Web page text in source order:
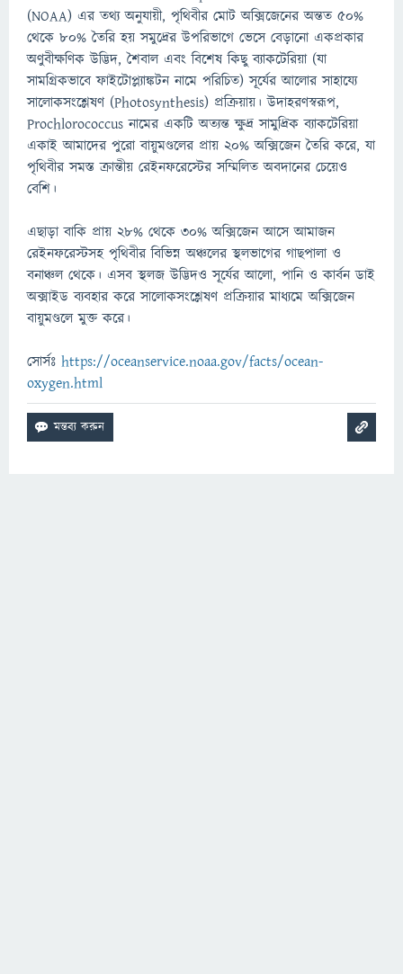
(NOAA) এর তথ্য অনুযায়ী, পৃথিবীর মোট অক্সিজেনের অন্তত ৫০%
থেকে ৮০% তৈরি হয় সমুদ্রের উপরিভাগে ভেসে বেড়ানো একপ্রকার
অণুবীক্ষণিক উদ্ভিদ, শৈবাল এবং বিশেষ কিছু ব্যাকটেরিয়া (যা
সামগ্রিকভাবে ফাইটোপ্ল্যাঙ্কটন নামে পরিচিত) সূর্যের আলোর সাহায্যে
সালোকসংশ্লেষণ (Photosynthesis) প্রক্রিয়ায়। উদাহরণস্বরূপ,
Prochlorococcus নামের একটি অত্যন্ত ক্ষুদ্র সামুদ্রিক ব্যাকটেরিয়া
একাই আমাদের পুরো বায়ুমণ্ডলের প্রায় ২০% অক্সিজেন তৈরি করে, যা
পৃথিবীর সমস্ত ক্রান্তীয় রেইনফরেস্টের সম্মিলিত অবদানের চেয়েও
বেশি।
এছাড়া বাকি প্রায় ২৮% থেকে ৩০% অক্সিজেন আসে আমাজন
রেইনফরেস্টসহ পৃথিবীর বিভিন্ন অঞ্চলের স্থলভাগের গাছপালা ও
বনাঞ্চল থেকে। এসব স্থলজ উদ্ভিদও সূর্যের আলো, পানি ও কার্বন ডাই
অক্সাইড ব্যবহার করে সালোকসংশ্লেষণ প্রক্রিয়ার মাধ্যমে অক্সিজেন
বায়ুমণ্ডলে মুক্ত করে।
সোর্সঃ https://oceanservice.noaa.gov/facts/ocean-
oxygen.html